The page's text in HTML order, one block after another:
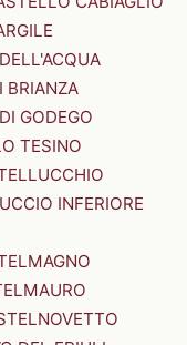
BRIANZA
GODEGO
TESINO
INFERIORE